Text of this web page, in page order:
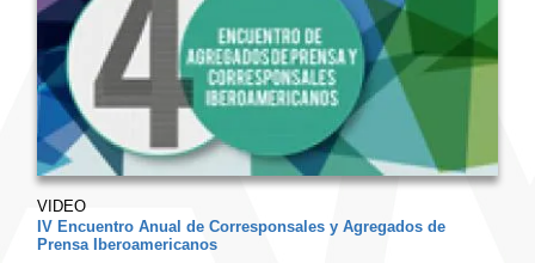
VIDEO
IV Encuentro Anual de Corresponsales y Agregados de
Prensa Iberoamericanos